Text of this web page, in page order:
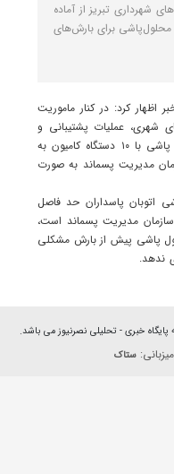
شهرداری تبریز از آماده
محلول‌پاشی برای بارش‌های
اظهار کرد: در کنار ماموریت
شهری، عملیات پشتیبانی و
خدمات دهی مکانیزه برف روبی و محلول پاشی با ۱۰ دستگاه کامیون به
مدیریت پسماند به صورت
اتوبان پاسداران حد فاصل
سازمان مدیریت پسماند است،
پاشی پیش از بارش مشکلی
ندهد.
ستاک